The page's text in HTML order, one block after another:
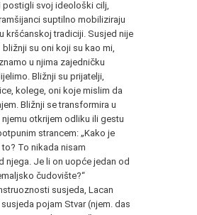
postigli svoj ideološki cilj,
suptilno mobiliziraju
kršćanskoj tradiciji. Susjed nije
su oni koji su kao mi,
u njima zajedničku
Bližnji su prijatelji,
kolege, oni koje mislim da
Bližnji se transformira u
otkrijem odliku ili gestu
strancem: „Kako je
To nikada nisam
njega. Je li on uopće jedan od
čudovište?“
susjeda, Lacan
pojam Stvar (njem. das